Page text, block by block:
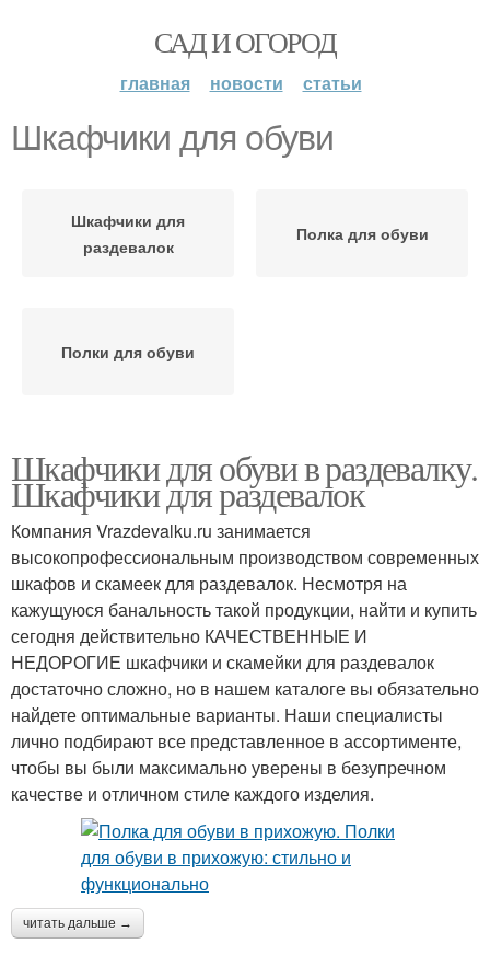
САД И ОГОРОД
главная новости статьи
Шкафчики для обуви
Шкафчики для
раздевалок
Полка для обуви
Полки для обуви
Шкафчики для обуви в раздевалку.
Шкафчики для раздевалок
Компания Vrazdevalku.ru занимается
высокопрофессиональным производством современных
шкафов и скамеек для раздевалок. Несмотря на
кажущуюся банальность такой продукции, найти и купить
сегодня действительно КАЧЕСТВЕННЫЕ И
НЕДОРОГИЕ шкафчики и скамейки для раздевалок
достаточно сложно, но в нашем каталоге вы обязательно
найдете оптимальные варианты. Наши специалисты
лично подбирают все представленное в ассортименте,
чтобы вы были максимально уверены в безупречном
качестве и отличном стиле каждого изделия.
читать дальше →